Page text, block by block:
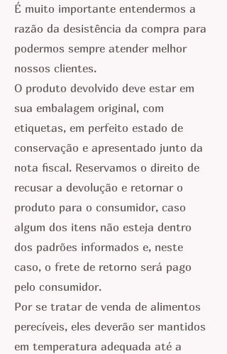
É muito importante entendermos a
razão da desistência da compra para
podermos sempre atender melhor
nossos clientes.
O produto devolvido deve estar em
sua embalagem original, com
etiquetas, em perfeito estado de
conservação e apresentado junto da
nota fiscal. Reservamos o direito de
recusar a devolução e retornar o
produto para o consumidor, caso
algum dos itens não esteja dentro
dos padrões informados e, neste
caso, o frete de retorno será pago
pelo consumidor.
Por se tratar de venda de alimentos
perecíveis, eles deverão ser mantidos
em temperatura adequada até a